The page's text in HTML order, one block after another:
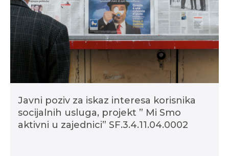
Javni poziv za iskaz interesa korisnika
socijalnih usluga, projekt ” Mi Smo
aktivni u zajednici” SF.3.4.11.04.0002